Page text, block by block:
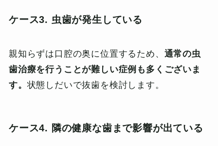
ケース3. 虫歯が発生している
親知らずは口腔の奥に位置するため、 通常の虫
歯治療を行うことが難しい症例も多くございま
す。 状態しだいで抜歯を検討します。
ケース4. 隣の健康な歯まで影響が出ている